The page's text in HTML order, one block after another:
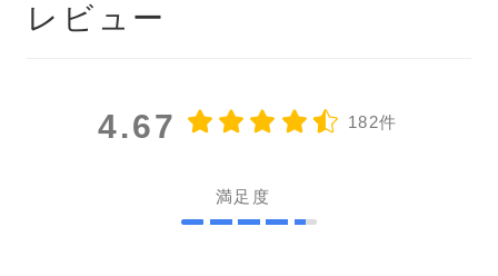
レビュー
4.67 182件
満足度